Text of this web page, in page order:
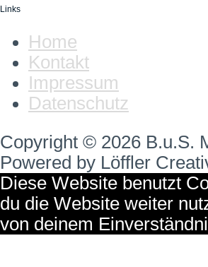
Links
Home
Kontakt
Impressum
Datenschutz
Copyright © 2026 B.u.S.
Powered by Löffler
Diese Website benutzt
du die Website weiter
von deinem